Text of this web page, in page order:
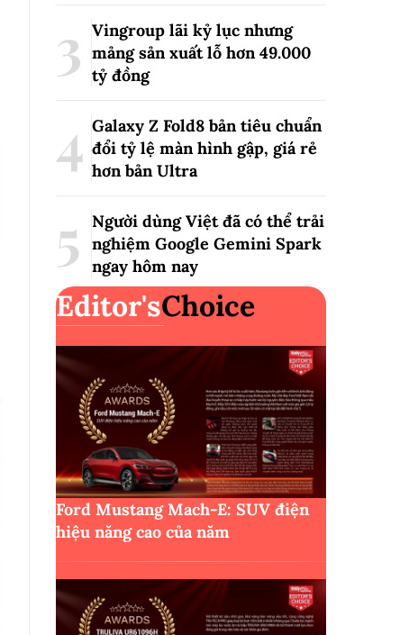
Vingroup lãi kỷ lục nhưng
mảng sản xuất lỗ hơn 49.000
tỷ đồng
Galaxy Z Fold8 bản tiêu chuẩn
đổi tỷ lệ màn hình gập, giá rẻ
hơn bản Ultra
Người dùng Việt đã có thể trải
nghiệm Google Gemini Spark
ngay hôm nay
Editor'sChoice
Ford Mustang Mach-E: SUV điện
hiệu năng cao của năm